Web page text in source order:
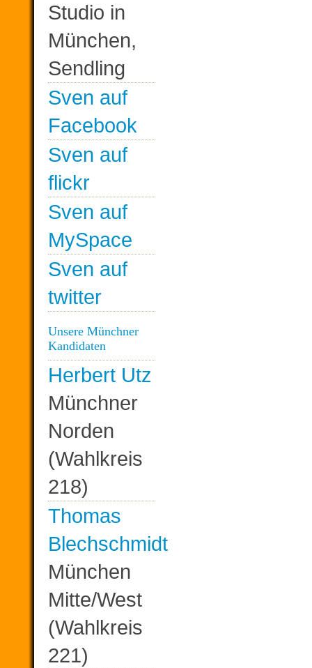
Studio in
München,
Sendling
Sven auf
Facebook
Sven auf
flickr
Sven auf
MySpace
Sven auf
twitter
Unsere Münchner
Kandidaten
Herbert Utz
Münchner
Norden
(Wahlkreis
218)
Thomas
Blechschmidt
München
Mitte/West
(Wahlkreis
221)